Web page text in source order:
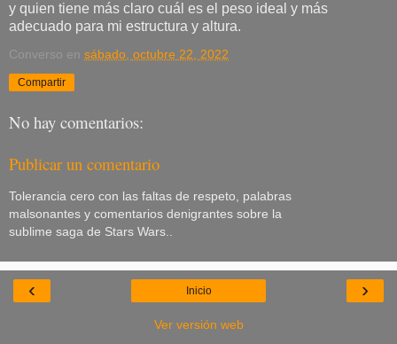
y quien tiene más claro cuál es el peso ideal y más
adecuado para mi estructura y altura.
Converso en sábado, octubre 22, 2022
Compartir
No hay comentarios:
Publicar un comentario
Tolerancia cero con las faltas de respeto, palabras
malsonantes y comentarios denigrantes sobre la
sublime saga de Stars Wars..
‹ ›
Inicio
Ver versión web